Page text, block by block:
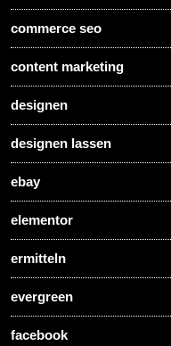
commerce seo
content marketing
designen
designen lassen
ebay
elementor
ermitteln
evergreen
facebook